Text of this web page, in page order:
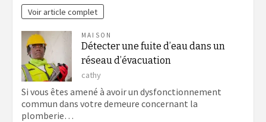
Voir article complet
MAISON
Détecter une fuite d’eau dans un
réseau d’évacuation
cathy
Si vous êtes amené à avoir un dysfonctionnement
commun dans votre demeure concernant la
plomberie…